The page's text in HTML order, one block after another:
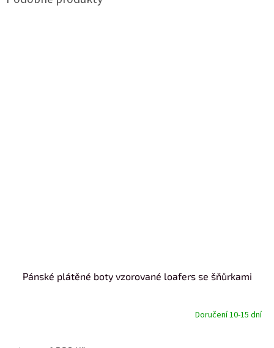
Pánské plátěné boty vzorované loafers se šňůrkami
Doručení 10-15 dní